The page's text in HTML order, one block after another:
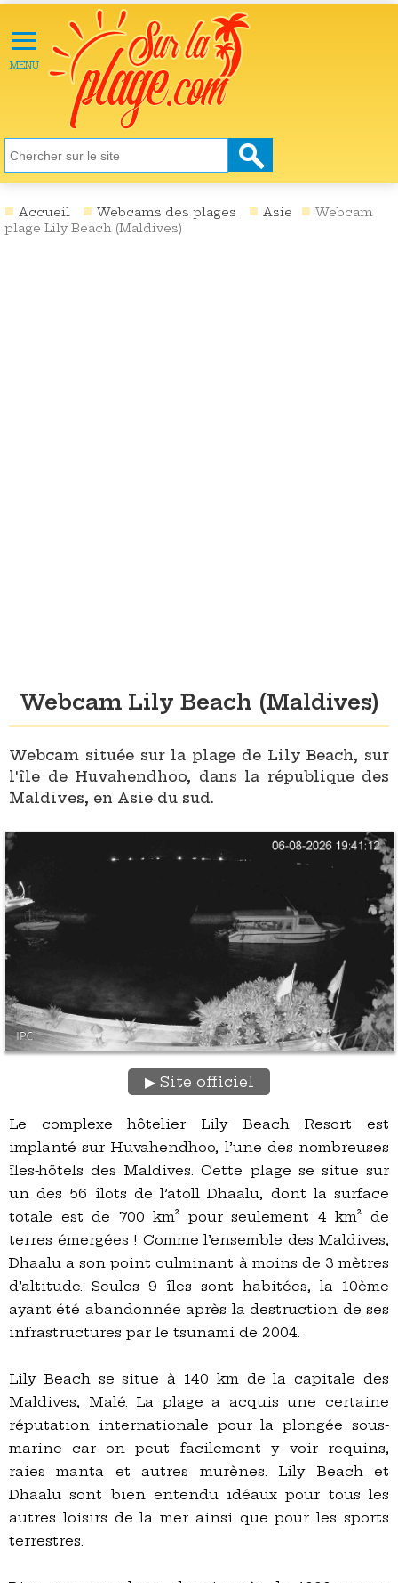
≡
MENU
ACTU
LOISIRS
NATURE
SANTÉ
SOCIÉTÉ
Accueil Webcams des plages Asie
Webcam
plage Lily Beach (Maldives)
Webcam Lily Beach (Maldives)
Webcam située sur la plage de Lily Beach, sur
l'île de Huvahendhoo, dans la république des
Maldives, en Asie du sud.
Site officiel
Le complexe hôtelier Lily Beach Resort est
implanté sur Huvahendhoo, l’une des nombreuses
îles-hôtels des Maldives. Cette plage se situe sur
un des 56 îlots de l’atoll Dhaalu, dont la surface
totale est de 700 km² pour seulement 4 km² de
terres émergées ! Comme l’ensemble des Maldives,
Dhaalu a son point culminant à moins de 3 mètres
d’altitude. Seules 9 îles sont habitées, la 10ème
ayant été abandonnée après la destruction de ses
infrastructures par le tsunami de 2004.
Lily Beach se situe à 140 km de la capitale des
Maldives, Malé. La plage a acquis une certaine
réputation internationale pour la plongée sous-
marine car on peut facilement y voir requins,
raies manta et autres murènes. Lily Beach et
Dhaalu sont bien entendu idéaux pour tous les
autres loisirs de la mer ainsi que pour les sports
terrestres.